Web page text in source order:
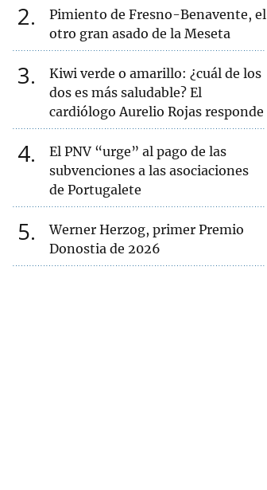
2
Pimiento de Fresno-Benavente, el
otro gran asado de la Meseta
3
Kiwi verde o amarillo: ¿cuál de los
dos es más saludable? El
cardiólogo Aurelio Rojas responde
4
El PNV “urge” al pago de las
subvenciones a las asociaciones
de Portugalete
5
Werner Herzog, primer Premio
Donostia de 2026